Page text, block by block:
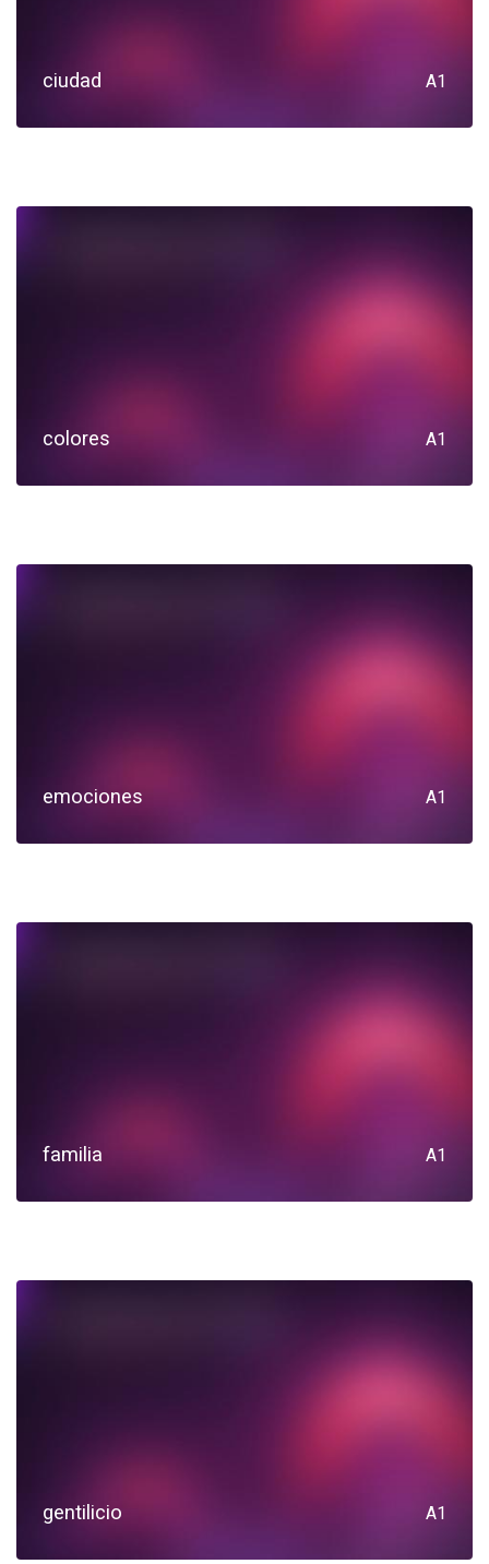
ciudad A1
colores A1
emociones A1
familia A1
gentilicio A1